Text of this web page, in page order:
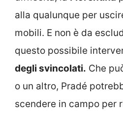
alla qualunque per
mobili. E non è da
questo possibile
degli svincolati. Che
o un altro, Pradé
scendere in campo per